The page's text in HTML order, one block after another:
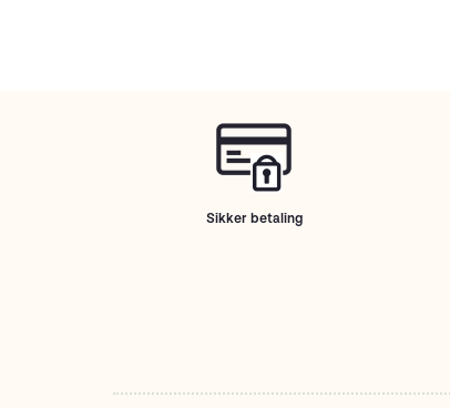
Sikker betaling